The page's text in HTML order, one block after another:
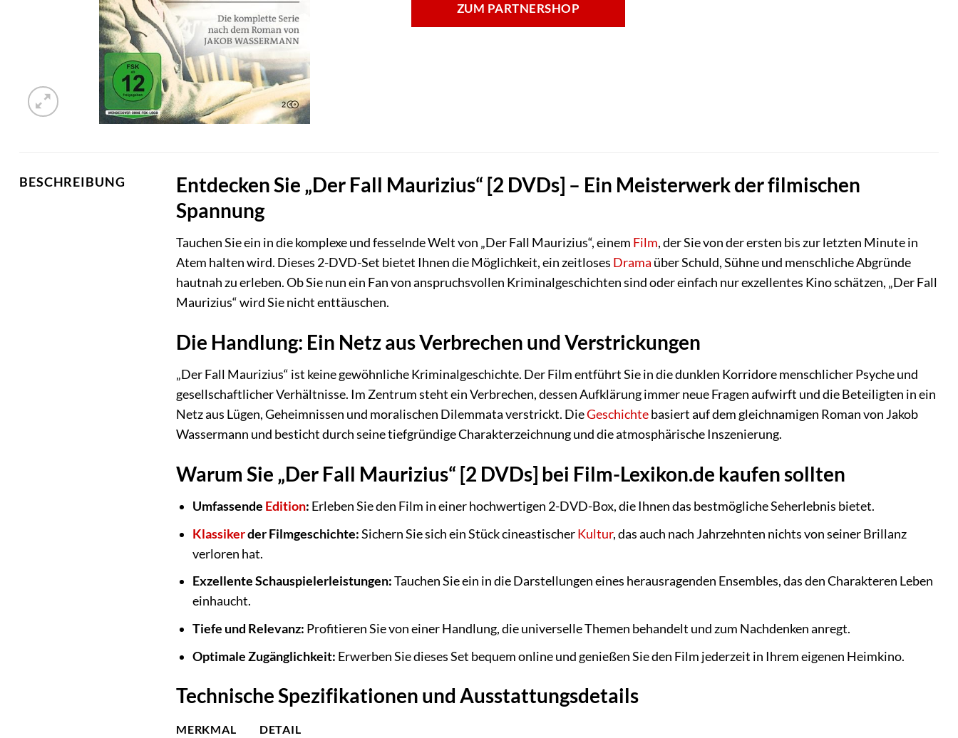
ZUM PARTNERSHOP
BESCHREIBUNG
Entdecken Sie „Der Fall Maurizius“ [2 DVDs] – Ein Meisterwerk der filmischen
Spannung
Tauchen Sie ein in die komplexe und fesselnde Welt von „Der Fall Maurizius“, einem Film, der Sie von der ersten bis zur letzten Minute in
Atem halten wird. Dieses 2-DVD-Set bietet Ihnen die Möglichkeit, ein zeitloses Drama über Schuld, Sühne und menschliche Abgründe
hautnah zu erleben. Ob Sie nun ein Fan von anspruchsvollen Kriminalgeschichten sind oder einfach nur exzellentes Kino schätzen, „Der Fall
Maurizius“ wird Sie nicht enttäuschen.
Die Handlung: Ein Netz aus Verbrechen und Verstrickungen
„Der Fall Maurizius“ ist keine gewöhnliche Kriminalgeschichte. Der Film entführt Sie in die dunklen Korridore menschlicher Psyche und
gesellschaftlicher Verhältnisse. Im Zentrum steht ein Verbrechen, dessen Aufklärung immer neue Fragen aufwirft und die Beteiligten in ein
Netz aus Lügen, Geheimnissen und moralischen Dilemmata verstrickt. DieGeschichtebasiert auf dem gleichnamigen Roman von Jakob
Wassermann und besticht durch seine tiefgründige Charakterzeichnung und die atmosphärische Inszenierung.
Warum Sie „Der Fall Maurizius“ [2 DVDs] bei Film-Lexikon.de kaufen sollten
Umfassende Edition: Erleben Sie den Film in einer hochwertigen 2-DVD-Box, die Ihnen das bestmögliche Seherlebnis bietet.
Klassikerder Filmgeschichte:Sichern Sie sich ein Stück cineastischerKultur, das auch nach Jahrzehnten nichts von seiner Brillanz
verloren hat.
Exzellente Schauspielerleistungen:Tauchen Sie ein in die Darstellungen eines herausragenden Ensembles, das den Charakteren Leben
einhaucht.
Tiefe und Relevanz: Profitieren Sie von einer Handlung, die universelle Themen behandelt und zum Nachdenken anregt.
Optimale Zugänglichkeit: Erwerben Sie dieses Set bequem online und genießen Sie den Film jederzeit in Ihrem eigenen Heimkino.
Technische Spezifikationen und Ausstattungsdetails
MERKMAL
DETAIL